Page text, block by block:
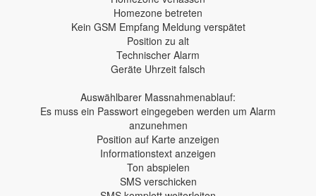
Homezone betreten
Kein GSM Empfang Meldung verspätet
Position zu alt
Technischer Alarm
Geräte Uhrzeit falsch
Auswählbarer Massnahmenablauf:
Es muss ein Passwort eingegeben werden um Alarm
anzunehmen
Position auf Karte anzeigen
Informationstext anzeigen
Ton abspielen
SMS verschicken